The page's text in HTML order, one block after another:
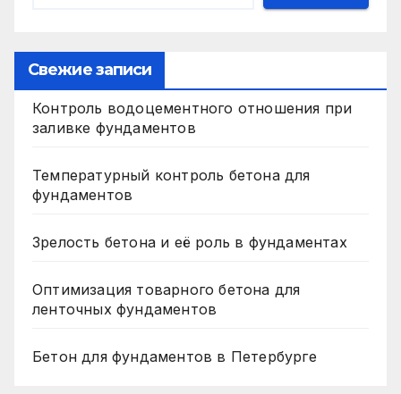
Свежие записи
Контроль водоцементного отношения при
заливке фундаментов
Температурный контроль бетона для
фундаментов
Зрелость бетона и её роль в фундаментах
Оптимизация товарного бетона для
ленточных фундаментов
Бетон для фундаментов в Петербурге